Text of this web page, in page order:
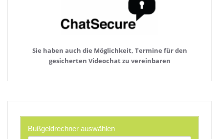
Sie haben auch die Möglichkeit, Termine für den
gesicherten Videochat zu vereinbaren